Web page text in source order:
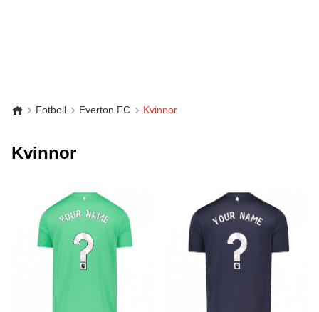
Fotboll Everton FC Kvinnor
Kvinnor